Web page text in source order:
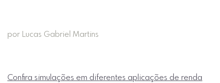
por Lucas Gabriel Martins
Confira simulações em diferentes aplicações de renda